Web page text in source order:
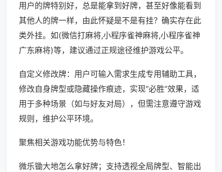
用户的牌特别好，总是能拿到好牌，甚至好像能看到
其他人的牌一样，由此怀疑是不是有挂？确实存在此
类外挂。如(微信打麻将,小程序雀神麻将,小程序雀神
广东麻将)等，建议通过正规途径维护游戏公平。
自定义修改牌：用户可输入需求生成专用辅助工具，
修改自身牌型或隐藏操作痕迹，实现“必胜”效果，适
用于多种场景（如与好友对局），但需注意遵守游戏
规则，维护公平环境。
聚焦相关游戏功能优势与特色！
微乐锄大地怎么拿好牌；支持透视全局牌型、智能出